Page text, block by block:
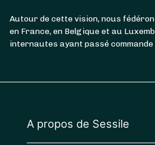
Autour de cette vision, nous
en France, en Belgique et au
internautes ayant passé commande
A propos de Sessile